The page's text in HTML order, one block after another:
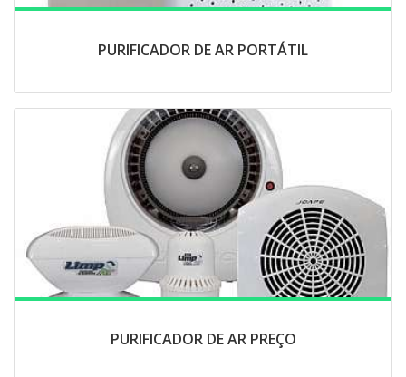
PURIFICADOR DE AR PORTÁTIL
PURIFICADOR DE AR PREÇO